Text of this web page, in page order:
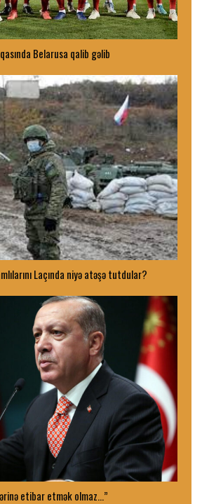
Belarusa qalib gəlib
Laçında niyə atəşə tutdular?
etibar etmək olmaz…”